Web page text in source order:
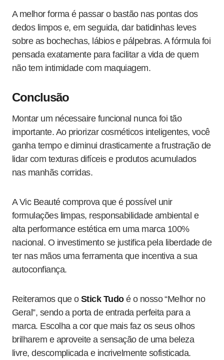
A melhor forma é passar o bastão nas pontas dos
dedos limpos e, em seguida, dar batidinhas leves
sobre as bochechas, lábios e pálpebras. A fórmula foi
pensada exatamente para facilitar a vida de quem
não tem intimidade com maquiagem.
Conclusão
Montar um nécessaire funcional nunca foi tão
importante. Ao priorizar cosméticos inteligentes, você
ganha tempo e diminui drasticamente a frustração de
lidar com texturas difíceis e produtos acumulados
nas manhãs corridas.
A Vic Beauté comprova que é possível unir
formulações limpas, responsabilidade ambiental e
alta performance estética em uma marca 100%
nacional. O investimento se justifica pela liberdade de
ter nas mãos uma ferramenta que incentiva a sua
autoconfiança.
Reiteramos que o Stick Tudoé o nosso “Melhor no
Geral”, sendo a porta de entrada perfeita para a
marca. Escolha a cor que mais faz os seus olhos
brilharem e aproveite a sensação de uma beleza
livre, descomplicada e incrivelmente sofisticada.